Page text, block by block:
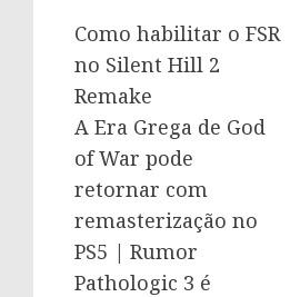
Como habilitar o FSR
no Silent Hill 2
Remake
A Era Grega de God
of War pode
retornar com
remasterização no
PS5 | Rumor
Pathologic 3 é